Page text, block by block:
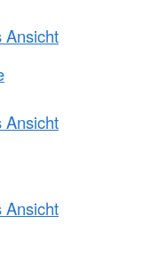
Ansicht
Ansicht
Ansicht